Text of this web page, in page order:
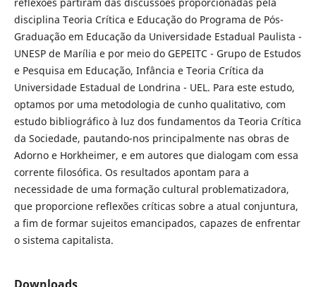
reflexões partiram das discussões proporcionadas pela
disciplina Teoria Crítica e Educação do Programa de Pós-
Graduação em Educação da Universidade Estadual Paulista -
UNESP de Marília e por meio do GEPEITC - Grupo de Estudos
e Pesquisa em Educação, Infância e Teoria Crítica da
Universidade Estadual de Londrina - UEL. Para este estudo,
optamos por uma metodologia de cunho qualitativo, com
estudo bibliográfico à luz dos fundamentos da Teoria Crítica
da Sociedade, pautando-nos principalmente nas obras de
Adorno e Horkheimer, e em autores que dialogam com essa
corrente filosófica. Os resultados apontam para a
necessidade de uma formação cultural problematizadora,
que proporcione reflexões críticas sobre a atual conjuntura,
a fim de formar sujeitos emancipados, capazes de enfrentar
o sistema capitalista.